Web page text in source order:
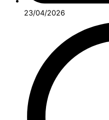
23/04/2026